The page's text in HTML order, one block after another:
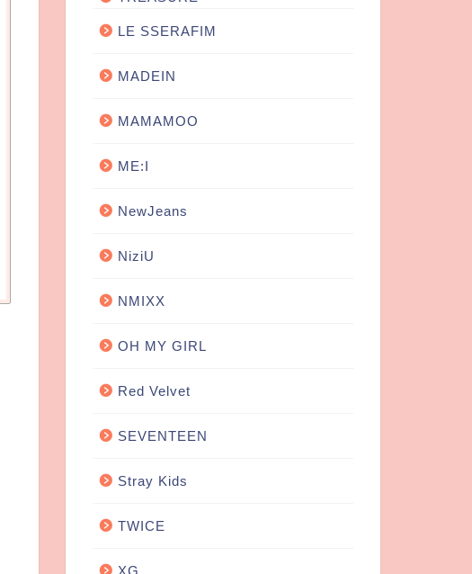
LE SSERAFIM
MADEIN
MAMAMOO
ME:I
NewJeans
NiziU
NMIXX
OH MY GIRL
Red Velvet
SEVENTEEN
Stray Kids
TWICE
XG